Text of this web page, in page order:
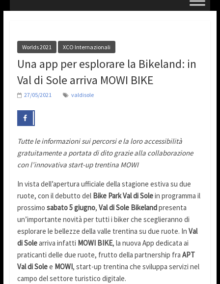
Worlds 2021 XCO Internazionali
Una app per esplorare la Bikeland: in
Val di Sole arriva MOWI BIKE
27/05/2021 valdisole
Tutte le informazioni sui percorsi e la loro accessibilità
gratuitamente a portata di dito grazie alla collaborazione
con l’innovativa start-up trentina MOWI
In vista dell’apertura ufficiale della stagione estiva su due
ruote, con il debutto delBike Park Val di Solein programma il
prossimo sabato 5 giugno, Val di Sole Bikelandpresenta
un’importante novità per tutti i biker che sceglieranno di
esplorare le bellezze della valle trentina su due ruote. In Val
di Solearriva infatti MOWI BIKE, la nuova App dedicata ai
praticanti delle due ruote, frutto della partnership fra APT
Val di Solee MOWI, start-up trentina che sviluppa servizi nel
campo del settore turistico digitale.